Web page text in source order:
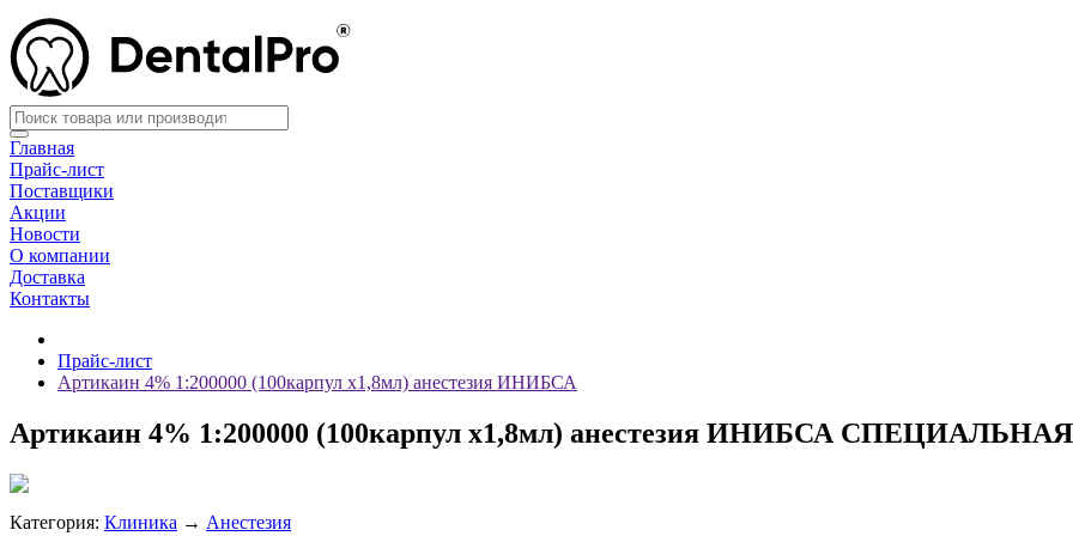
Главная
Прайс-лист
Поставщики
Акции
Новости
О компании
Доставка
Контакты
Прайс-лист
Артикаин 4% 1:200000 (100карпул х1,8мл) анестезия ИНИБСА
Артикаин 4% 1:200000 (100карпул х1,8мл) анестезия ИНИБСА
Категория: Клиника → Анестезия